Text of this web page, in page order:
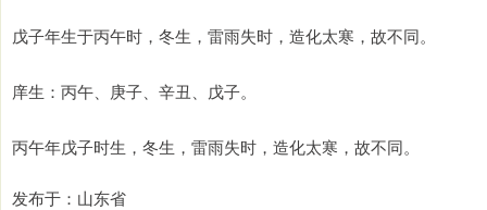
戊子年生于丙午时，冬生，雷雨失时，造化太寒，故不同。
庠生：丙午、庚子、辛丑、戊子。
丙午年戊子时生，冬生，雷雨失时，造化太寒，故不同。
发布于：山东省